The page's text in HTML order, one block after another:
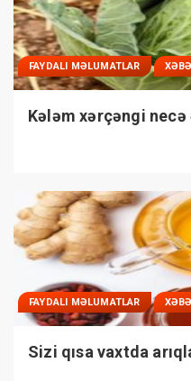
FAYDALI MƏLUMATLAR
Kələm xərçəngi
FAYDALI MƏLUMATLAR
Sizi qısa vaxtda